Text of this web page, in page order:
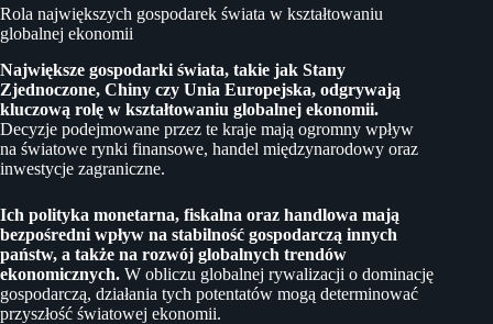
Rola największych gospodarek świata w kształtowaniu
globalnej ekonomii
Największe gospodarki świata, takie jak Stany
Zjednoczone, Chiny czy Unia Europejska, odgrywają
kluczową rolę w kształtowaniu globalnej ekonomii.
Decyzje podejmowane przez te kraje mają ogromny wpływ
na światowe rynki finansowe, handel międzynarodowy oraz
inwestycje zagraniczne.
Ich polityka monetarna, fiskalna oraz handlowa mają
bezpośredni wpływ na stabilność gospodarczą innych
państw, a także na rozwój globalnych trendów
ekonomicznych. W obliczu globalnej rywalizacji o dominację
gospodarczą, działania tych potentatów mogą determinować
przyszłość światowej ekonomii.